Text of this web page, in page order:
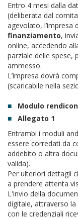
Entro 4 mesi dalla
(deliberata dal
agevolato, l’impresa
finanziamento,
online, accedendo
parziale delle spese,
ammesso.
L’impresa dovrà
(scaricabile nella
Modulo
Allegato 1
Entrambi i moduli
essere corredati da
addebito o altra
valida).
Per ulteriori dettagli
a prendere attenta
L'invio della
digitale, attraverso
con le credenziali